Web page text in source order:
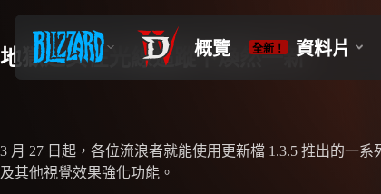
地獄之美在光線追蹤下煥然一新
3 月 27 日起，各位流浪者就能使用更新檔 1.3.5 推出的一
及其他視覺效果強化功能。